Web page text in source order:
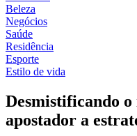
Beleza
Negócios
Saúde
Residência
Esporte
Estilo de vida
Desmistificando
apostador a